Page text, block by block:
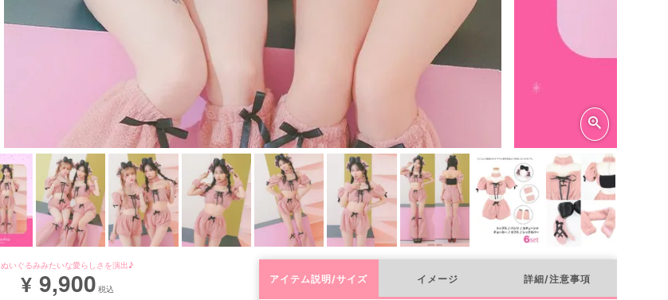
ぬいぐるみみたいな愛らしさを演出♪
¥ 9,900 税込
アイテム説明/サイズ イメージ 詳細/注意事項